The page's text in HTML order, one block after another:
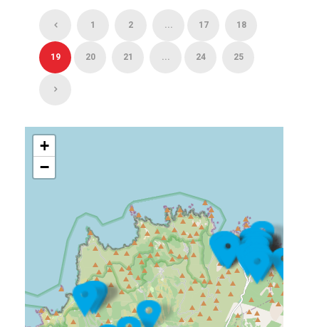
1 2 ... 17 18
19 20 21 ... 24 25
+
−